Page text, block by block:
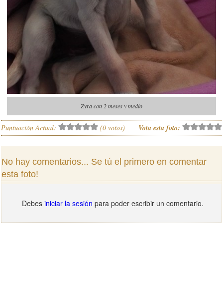
Zyra con 2 meses y medio
Puntuación Actual: (0 votos) Vota esta foto:
No hay comentarios... Se tú el primero en comentar
esta foto!
Debes iniciar la sesión para poder escribir un comentario.